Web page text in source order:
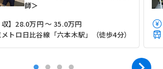
師＞
収】28.0万円 ～ 35.0万円
トロ日比谷線「六本木駅」（徒歩4分）